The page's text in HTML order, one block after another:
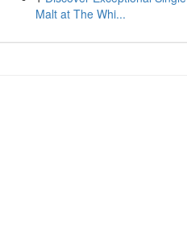
Malt at The Whi...